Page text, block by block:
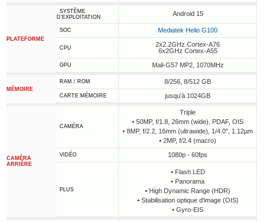
PLATEFORME
SYSTÈME
D'EXPLOITATION
Android 15
SOC Mediatek Helio G100
CPU
2x2.2GHz Cortex-A76
6x2GHz Cortex-A55
GPU Mali-G57 MP2, 1070MHz
MÉMOIRE
RAM / ROM 8/256, 8/512 GB
CARTE MÉMOIRE jusqu'à 1024GB
CAMÉRA
ARRIÈRE
CAMÉRA
Triple
• 50MP, f/1.8, 26mm (wide), PDAF, OIS
• 8MP, f/2.2, 16mm (ultrawide), 1/4.0", 1.12µm
• 2MP, f/2.4 (macro)
VIDÉO 1080p - 60fps
PLUS
• Flash LED
• Panorama
• High Dynamic Range (HDR)
• Stabilisation optique d'image (OIS)
• Gyro-EIS